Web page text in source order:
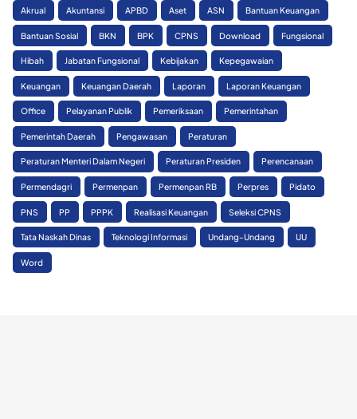
Akrual Akuntansi APBD Aset ASN Bantuan Keuangan
Bantuan Sosial BKN BPK CPNS Download Fungsional
Hibah Jabatan Fungsional Kebijakan Kepegawaian
Keuangan Keuangan Daerah Laporan Laporan Keuangan
Office Pelayanan Publik Pemeriksaan Pemerintahan
Pemerintah Daerah Pengawasan Peraturan
Peraturan Menteri Dalam Negeri Peraturan Presiden Perencanaan
Permendagri Permenpan Permenpan RB Perpres Pidato
PNS PP PPPK Realisasi Keuangan Seleksi CPNS
Tata Naskah Dinas Teknologi Informasi Undang-Undang UU
Word